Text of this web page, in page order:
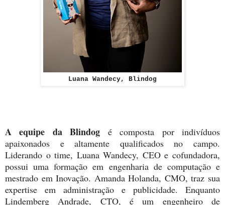
Luana Wandecy, Blindog
A equipe da Blindog é composta por indivíduos
apaixonados e altamente qualificados no campo.
Liderando o time, Luana Wandecy, CEO e cofundadora,
possui uma formação em engenharia de computação e
mestrado em Inovação. Amanda Holanda, CMO, traz sua
expertise em administração e publicidade. Enquanto
Lindemberg Andrade, CTO, é um engenheiro de